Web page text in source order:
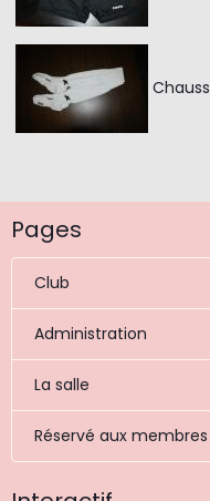
Pages
Club
Administration
La salle
Réservé aux membres